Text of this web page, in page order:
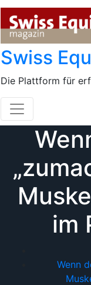
Skip
content
Swiss
Die Plattform für
im
Wenn